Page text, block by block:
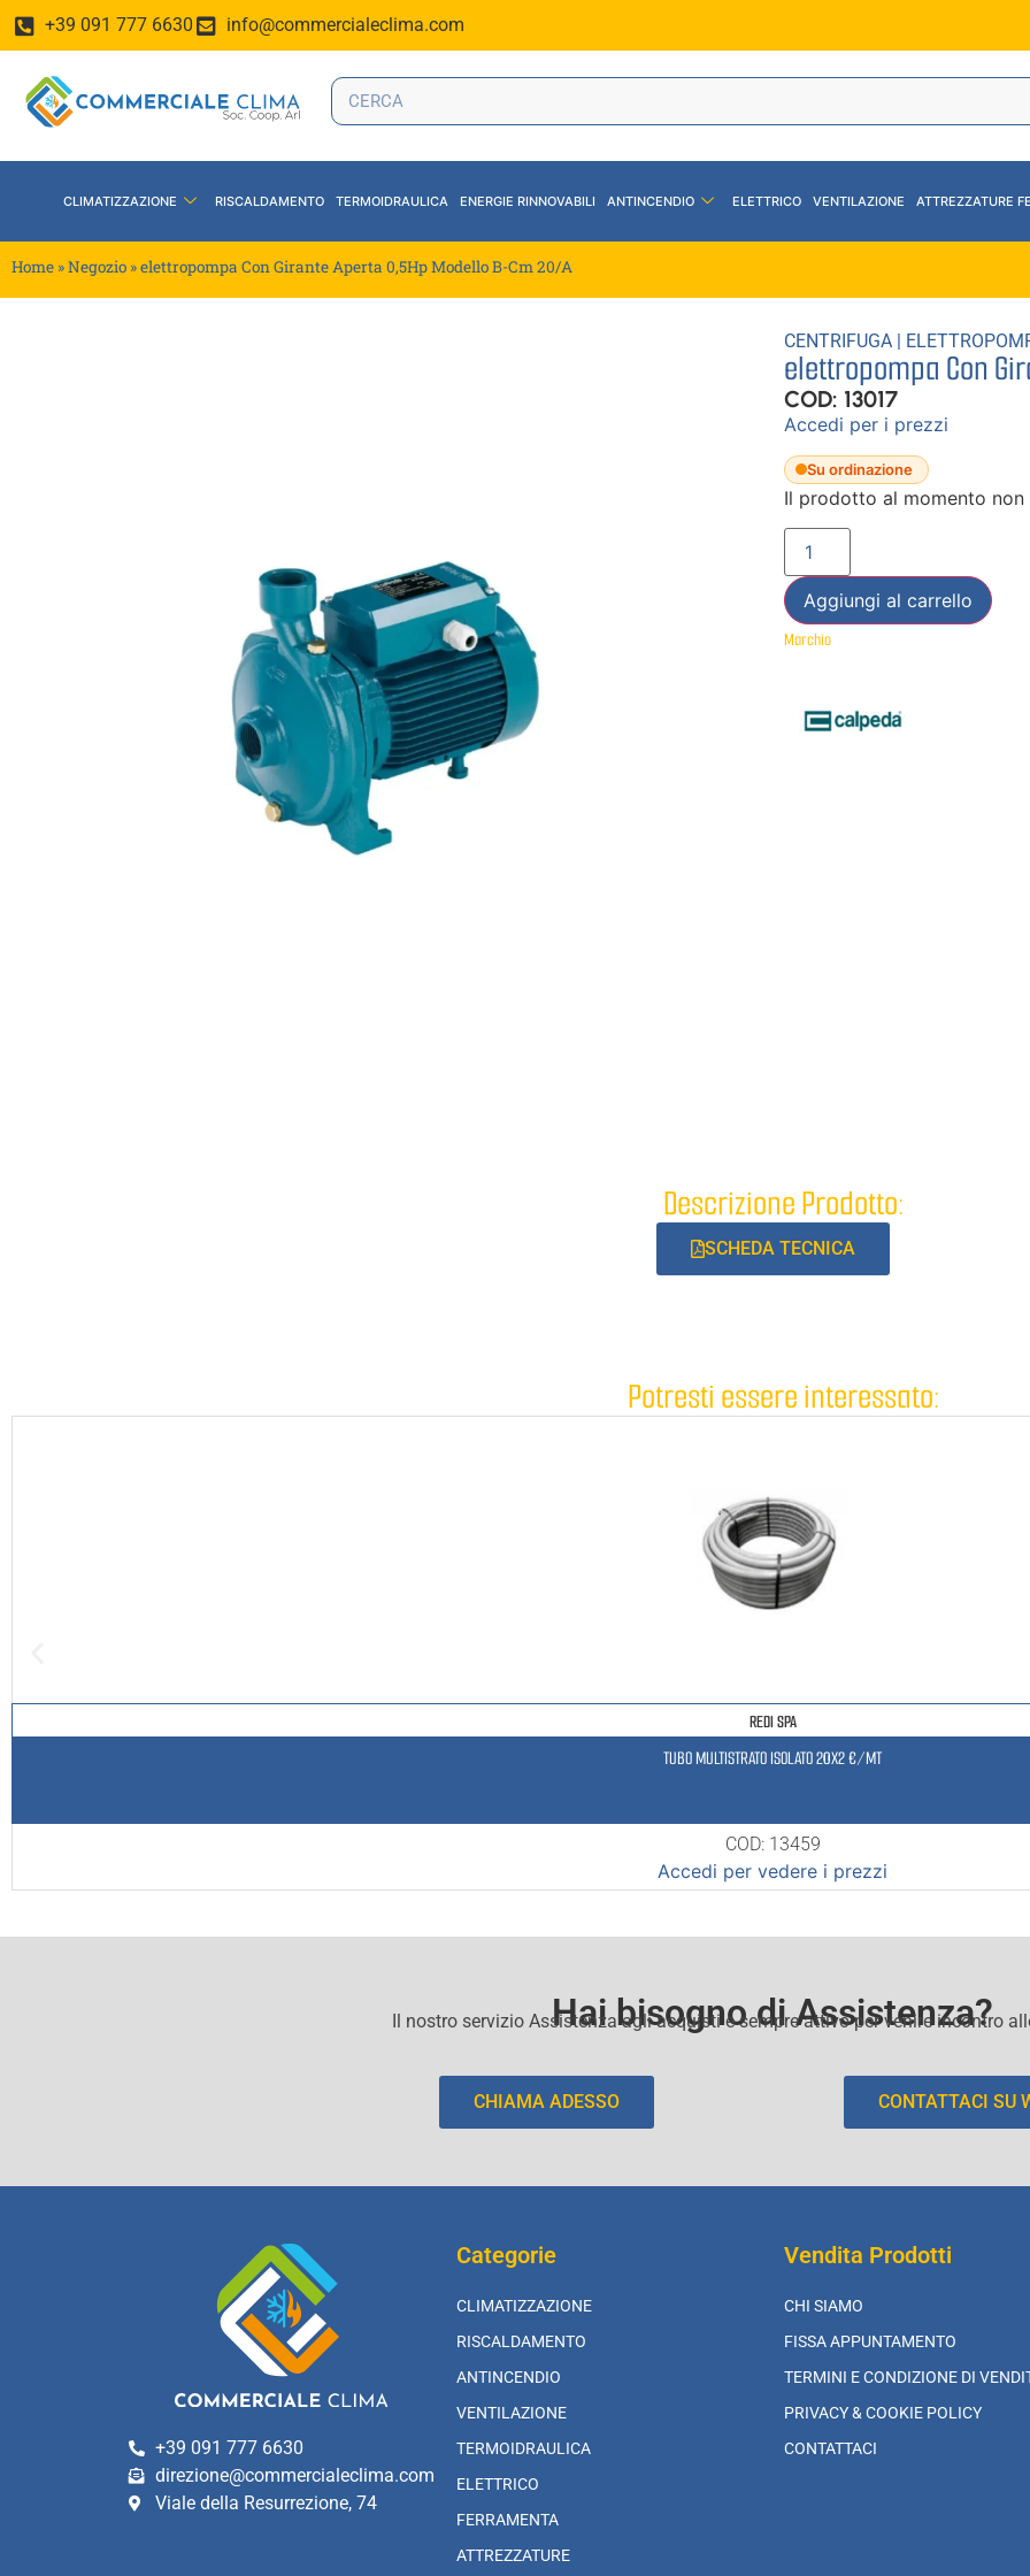
+39 091 777 6630 info@commercialeclima.com
CLIMATIZZAZIONE RISCALDAMENTO TERMOIDRAULICA ENERGIE RINNOVABILI ANTINCENDIO ELETTRICO VENTILAZIONE ATTREZZATURE
Home »Negozio »elettropompa Con Girante Aperta 0,5Hp Modello B-Cm 20/A
CENTRIFUGA |
elettropompa Con
COD: 13017
Accedi per i prezzi
Su ordinazione
Il prodotto al momento
Aggiungi al carrello
Marchio
Descrizione Prodotto:
SCHEDA TECNICA
Potresti essere interessato:
REDI SPA
TUBO MULTISTRATO ISOLATO 20X2 €/MT
COD: 13459
Accedi per vedere i prezzi
Hai bisogno di Assistenza?
Il nostro servizio Assistenza agli acquisti e sempre attivo per venire incontro
CHIAMA ADESSO CONTATTACI SU
+39 091 777 6630
direzione@commercialeclima.com
Viale della Resurrezione, 74
Categorie
CLIMATIZZAZIONE
RISCALDAMENTO
ANTINCENDIO
VENTILAZIONE
TERMOIDRAULICA
ELETTRICO
FERRAMENTA
ATTREZZATURE
Vendita Prodotti
CHI SIAMO
FISSA APPUNTAMENTO
TERMINI E CONDIZIONE DI
PRIVACY & COOKIE POLICY
CONTATTACI